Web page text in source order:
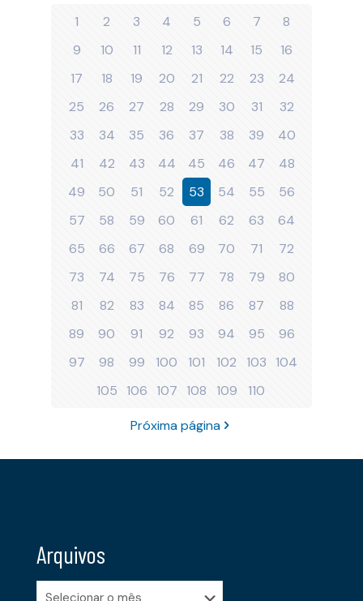
1 2 3 4 5 6 7
8
9
10 11 12 13 14 15
16
17
18 19 20 21 22 23
24
25
26 27 28 29 30 31
32
33
34 35 36 37 38 39
40
41
42 43 44 45 46 47
48
49
50 51 52 53 54 55
56
57
58 59 60 61 62 63
64
65
66 67 68 69 70 71
72
73
74 75 76 77 78 79
80
81
82 83 84 85 86 87
88
89
90 91 92 93 94 95
96
97
98 99 100 101 102 103 104
105
106 107 108 109 110
Próxima página
Arquivos
Arquivos